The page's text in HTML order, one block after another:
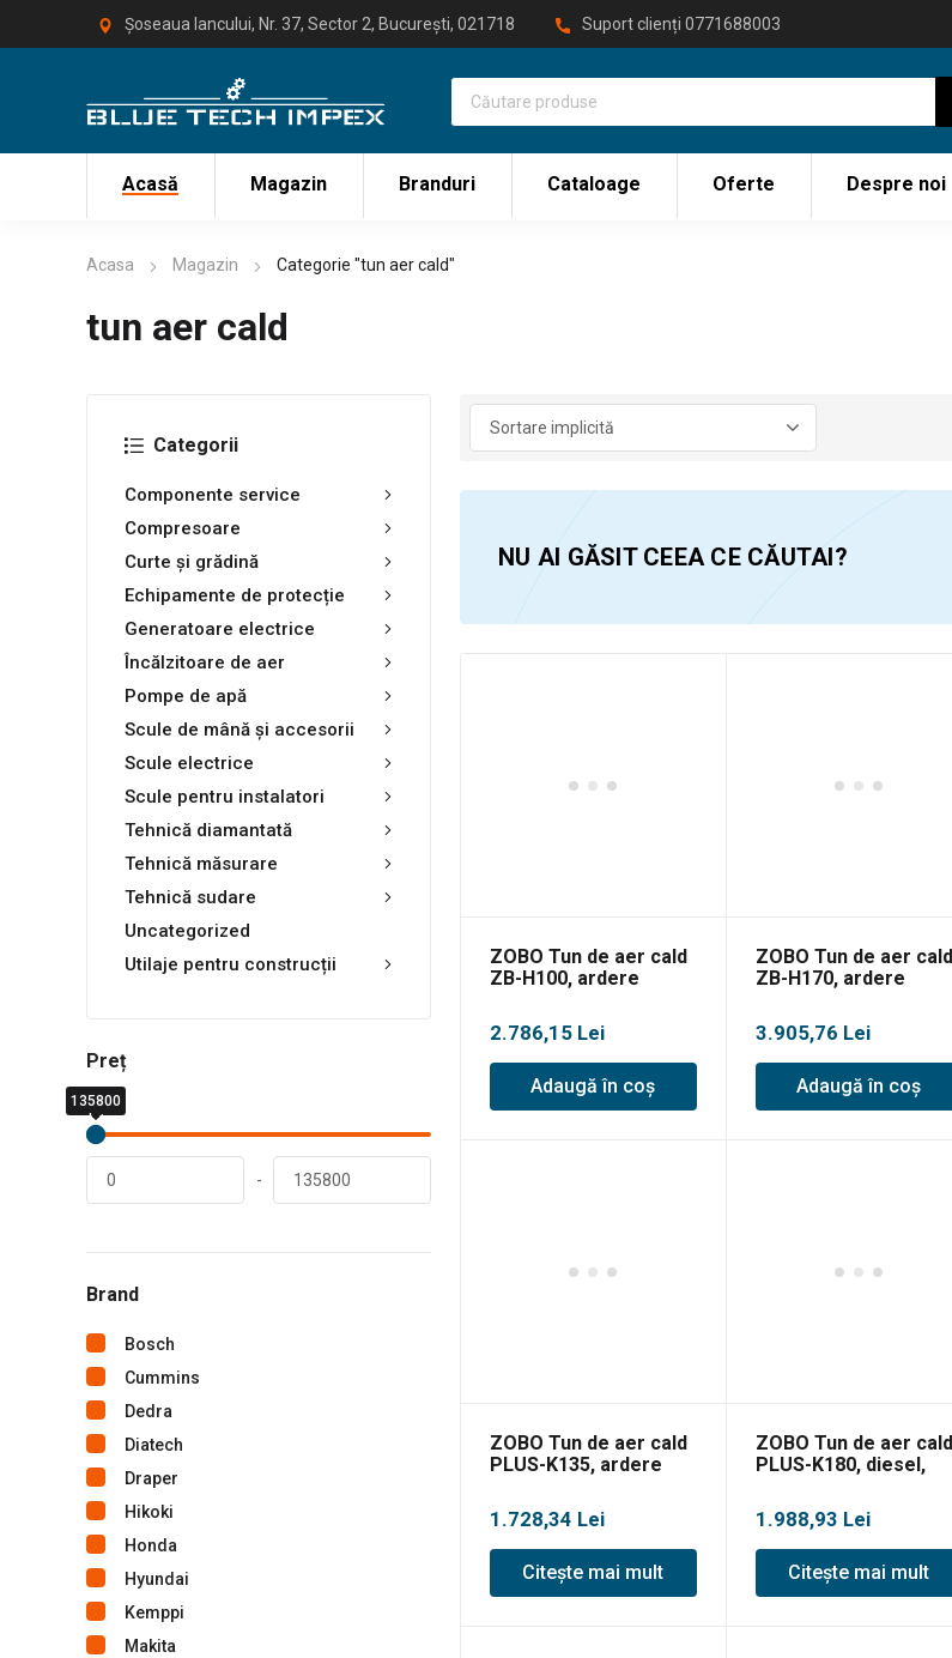
Șoseaua Iancului, Nr. 37, Sector 2, București, 021718 Suport clienți 0771688003
Acasă Magazin Branduri Cataloage Oferte Despre noi
Acasa Magazin Categorie "tun aer cald"
tun aer cald
Categorii
Componente service
Compresoare
Curte și grădină
Echipamente de protecție
Generatoare electrice
Încălzitoare de aer
Pompe de apă
Scule de mână și accesorii
Scule electrice
Scule pentru instalatori
Tehnică diamantată
Tehnică măsurare
Tehnică sudare
Uncategorized
Utilaje pentru construcții
Preț
0
lei
135800
lei
-
Brand
Bosch
Cummins
Dedra
Diatech
Draper
Hikoki
Honda
Hyundai
Kemppi
Makita
NU AI GĂSIT CEEA CE CĂUTAI?
ZOBO Tun de aer cald
ZB-H100, ardere
2.786,15 Lei
Adaugă în coș
ZOBO Tun de aer cald
ZB-H170, ardere
3.905,76 Lei
Adaugă în coș
ZOBO Tun de aer cald
PLUS-K135, ardere
1.728,34 Lei
Citește mai mult
ZOBO Tun de aer cald
PLUS-K180, diesel,
1.988,93 Lei
Citește mai mult